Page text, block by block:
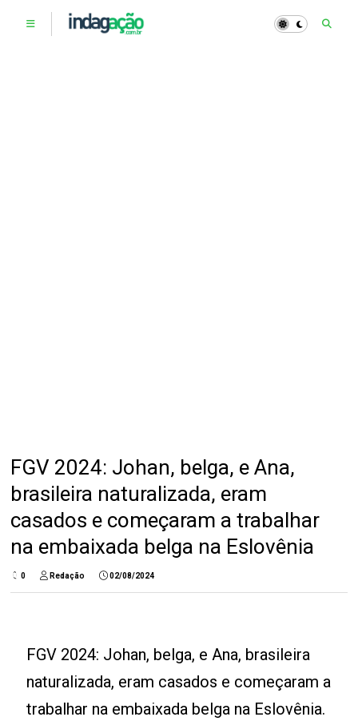
FGV 2024: Johan, belga, e Ana,
brasileira naturalizada, eram
casados e começaram a trabalhar
na embaixada belga na Eslovênia
0 Redação 02/08/2024
FGV 2024: Johan, belga, e Ana, brasileira
naturalizada, eram casados e começaram a
trabalhar na embaixada belga na Eslovênia.